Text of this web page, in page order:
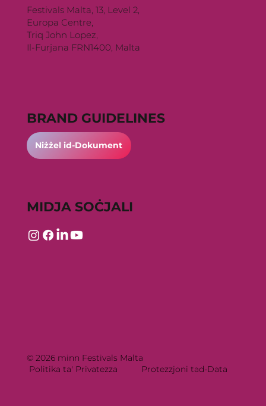
Festivals Malta, 13, Level 2,
Europa Centre,
Triq John Lopez,
Il-Furjana FRN1400, Malta
MIDJA SOĊJALI
BRAND GUIDELINES
Niżżel id-Dokument
© 2026 minn Festivals Malta
Politika ta' Privatezza
Protezzjoni tad-Data